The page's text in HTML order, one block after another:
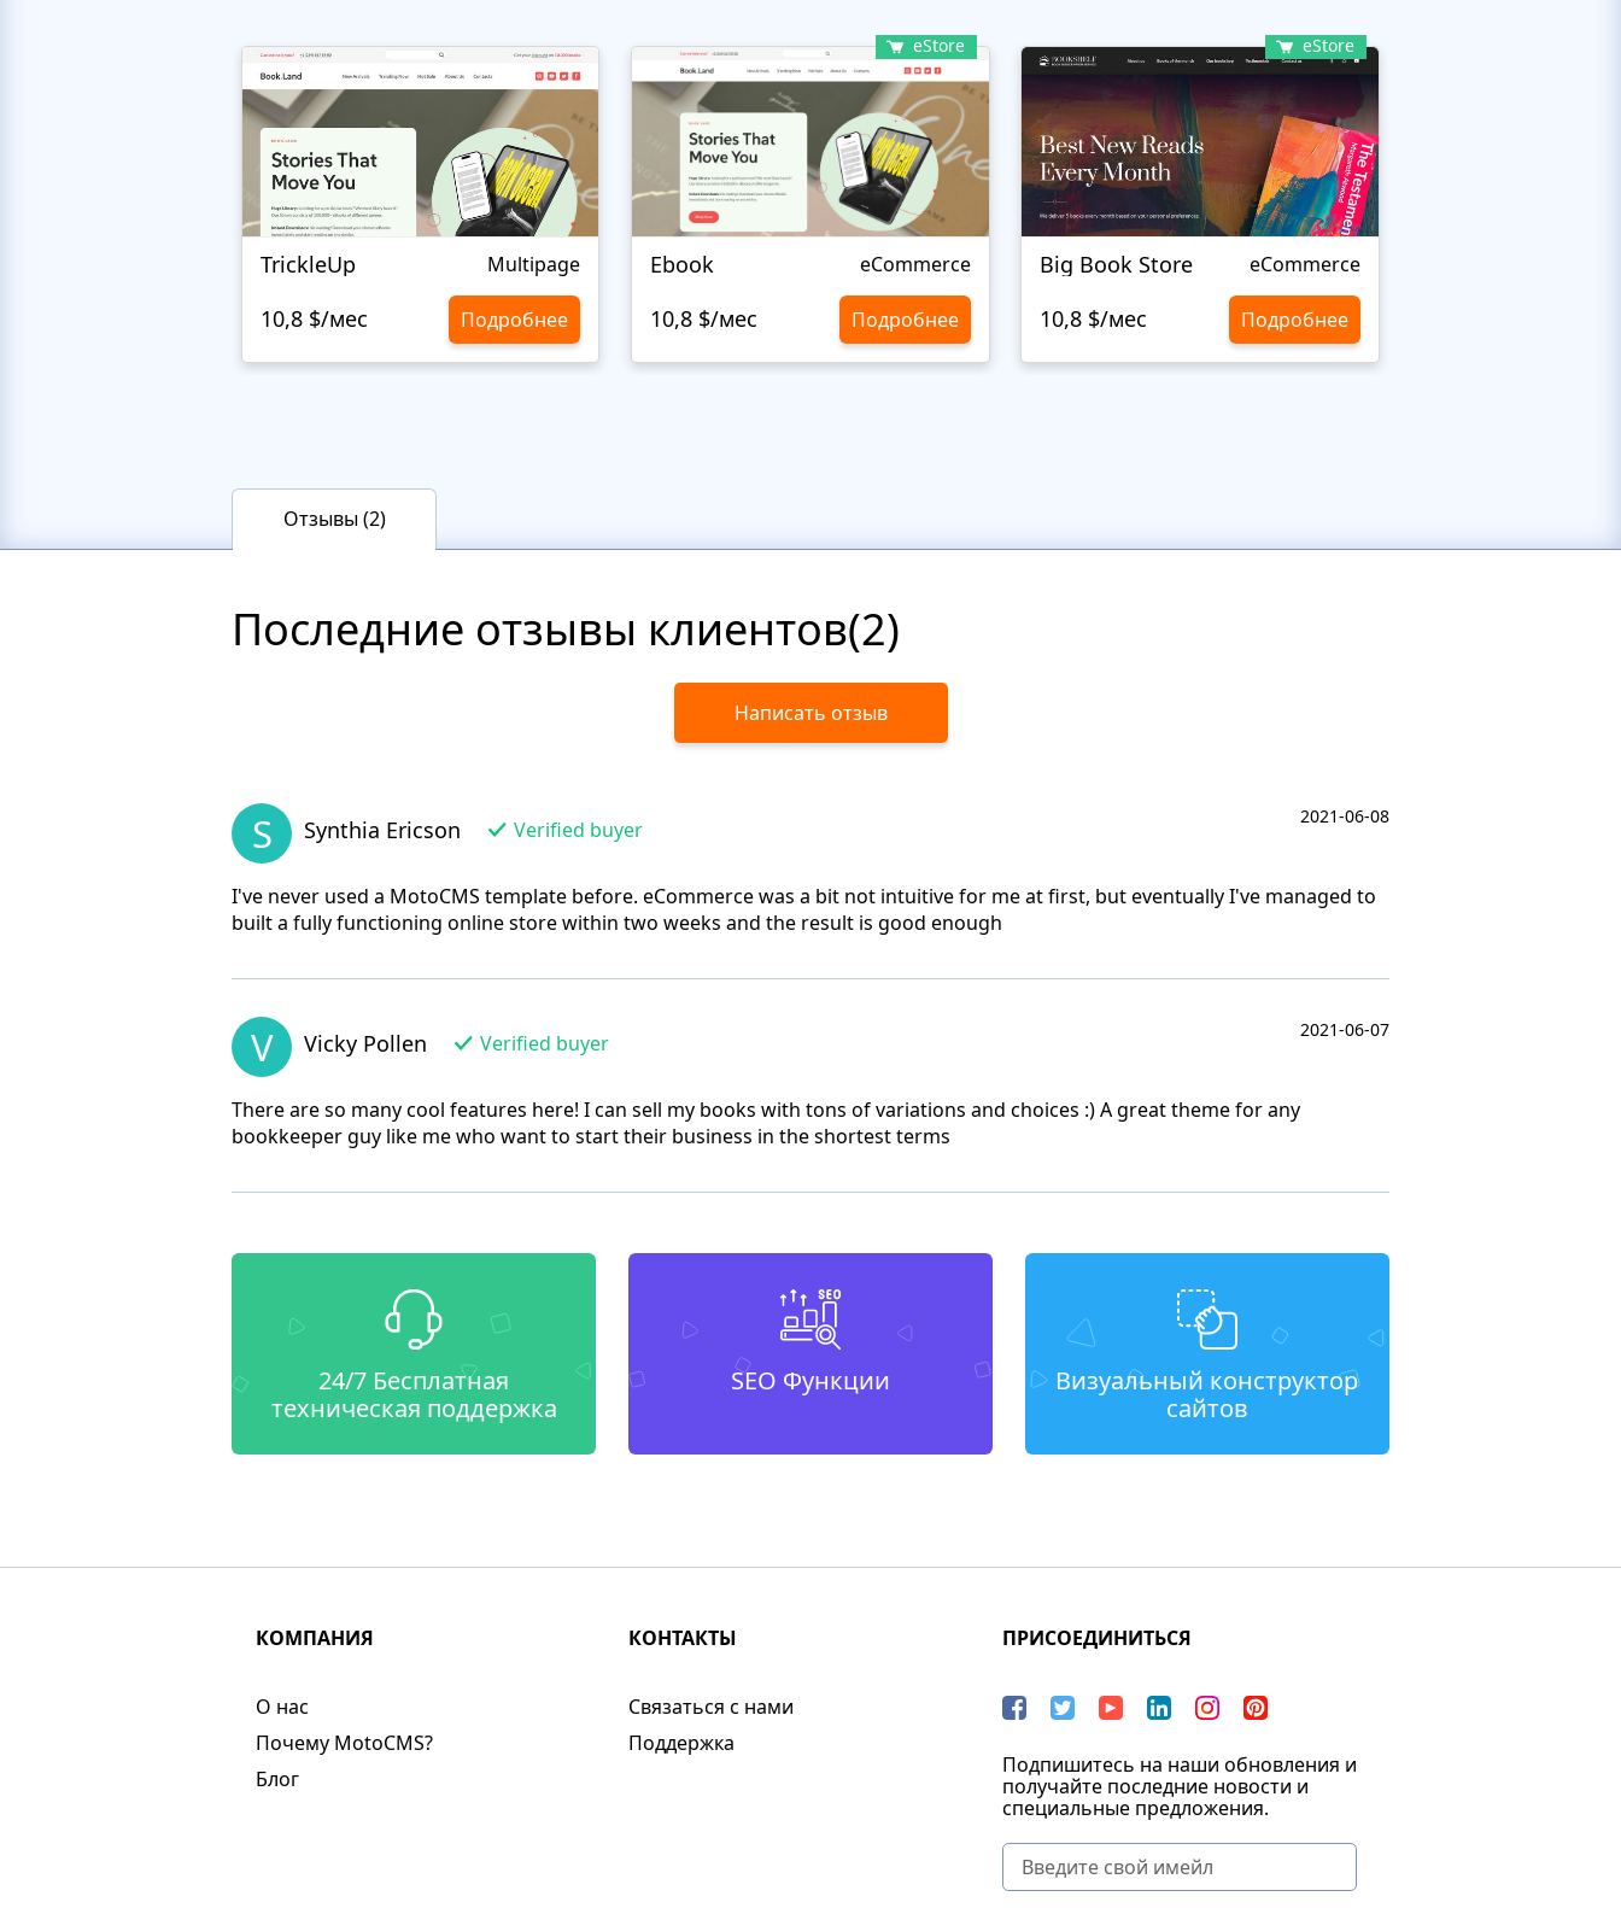
TrickleUp Multipage
10,8 $/мес Подробнее
eStore
Ebook eCommerce
10,8 $/мес Подробнее
eStore
Big Book Store eCommerce
10,8 $/мес Подробнее
Отзывы (2)
Последние отзывы клиентов(2)
Написать отзыв
S Synthia Ericson Verified buyer
2021-06-08
I've never used a MotoCMS template before. eCommerce was a bit not intuitive for me at first, but eventually I've managed to
built a fully functioning online store within two weeks and the result is good enough
V Vicky Pollen Verified buyer
2021-06-07
There are so many cool features here! I can sell my books with tons of variations and choices :) A great theme for any
bookkeeper guy like me who want to start their business in the shortest terms
24/7 Бесплатная
техническая поддержка
SEO Функции
Визуальный конструктор
сайтов
КОМПАНИЯ
О нас​
Почему MotoCMS?
Блог
КОНТАКТЫ
Связаться с нами
Поддержка
ПРИСОЕДИНИТЬСЯ
Подпишитесь на наши обновления и
получайте последние новости и
специальные предложения.